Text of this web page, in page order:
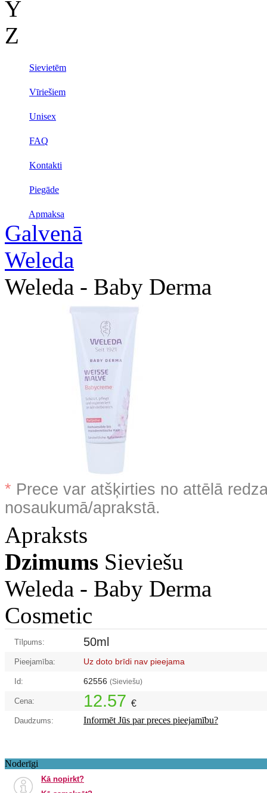
Y
Z
Sievietēm
Vīriešiem
Unisex
FAQ
Kontakti
Piegāde
Apmaksa
Galvenā
Weleda
Weleda - Baby Derma
* Prece var atšķirties no attēlā
nosaukumā/aprakstā.
Apraksts
Dzimums Sieviešu
Weleda - Baby Derma
Cosmetic
Tīlpums: 50ml
Pieejamība: Uz doto brīdi nav pieejama
Id: 62556 (Sieviešu)
Cena: 12.57 €
Daudzums: Informēt Jūs par preces pieejamību?
Noderīgi
Kā nopirkt?